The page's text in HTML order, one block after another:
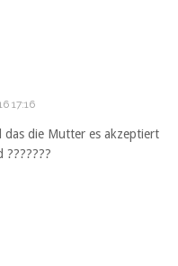
17:16
das die Mutter es akzeptiert
???????